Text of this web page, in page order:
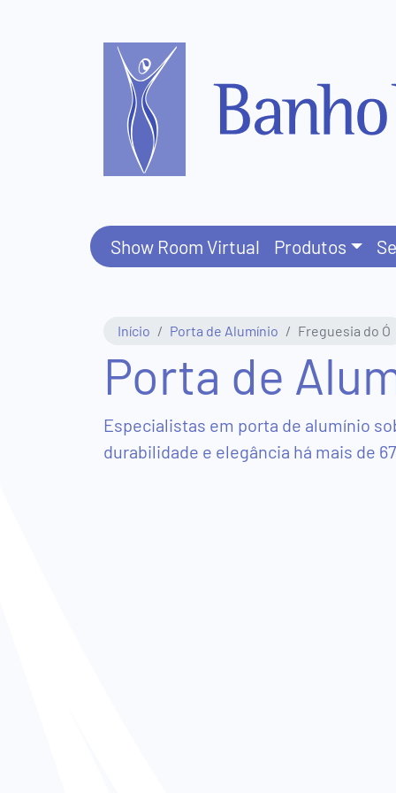
Show Room Virtual Produtos
Início Porta de Alumínio Freguesia do Ó
Porta de
Especialistas em porta de alumínio
durabilidade e elegância há mais de